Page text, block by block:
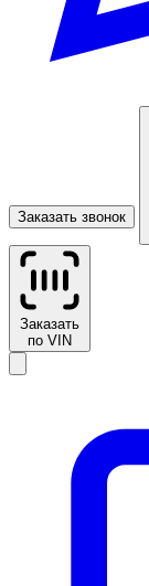
Заказать звонок
Заказать
по VIN